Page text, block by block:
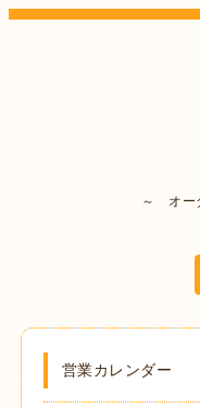
～ オー
営業カレンダー